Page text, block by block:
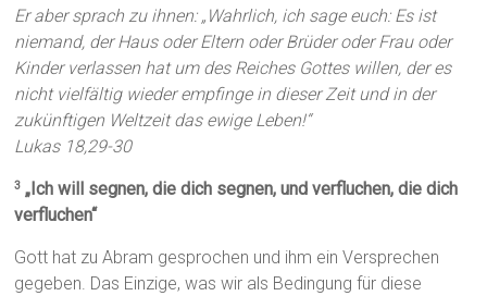
Er aber sprach zu ihnen: „Wahrlich, ich sage euch: Es ist
niemand, der Haus oder Eltern oder Brüder oder Frau oder
Kinder verlassen hat um des Reiches Gottes willen, der es
nicht vielfältig wieder empfinge in dieser Zeit und in der
zukünftigen Weltzeit das ewige Leben!“
Lukas 18,29-30
3 „Ich will segnen, die dich segnen, und verfluchen, die dich
verfluchen“
Gott hat zu Abram gesprochen und ihm ein Versprechen
gegeben. Das Einzige, was wir als Bedingung für diese